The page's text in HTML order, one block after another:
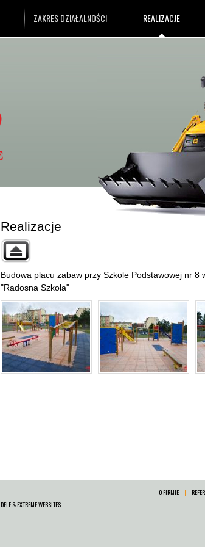
ZAKRES DZIAŁALNOŚCI REALIZACJE
Realizacje
Budowa placu zabaw przy Szkole Podstawowej nr
"Radosna Szkoła"
DELF&EXTREME WEBSITES
O FIRMIE